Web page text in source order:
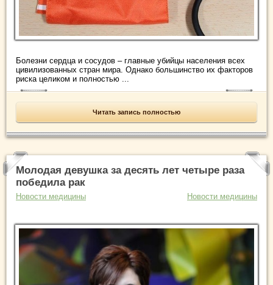
Болезни сердца и сосудов – главные убийцы населения всех
цивилизованных стран мира. Однако большинство их факторов
риска целиком и полностью ...
Читать запись полностью
Молодая девушка за десять лет четыре раза
победила рак
Новости медицины Новости медицины